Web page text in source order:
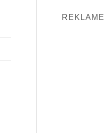
REKLAME